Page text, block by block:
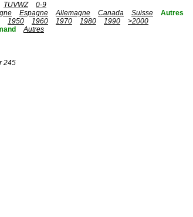
TUVWZ
0-9
Espagne Allemagne Canada Suisse
Autres
1950 1960 1970 1980 1990
>2000
Autres
245